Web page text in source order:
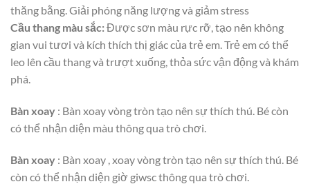
thăng bằng. Giải phóng năng lượng và giảm stress
Cầu thang màu sắc:Được sơn màu rực rỡ, tạo nên không
gian vui tươi và kích thích thị giác của trẻ em. Trẻ em có thể
leo lên cầu thang và trượt xuống, thỏa sức vận động và khám
phá.
Bàn xoay : Bàn xoay vòng tròn tạo nên sự thích thú. Bé còn
có thể nhận diện màu thông qua trò chơi.
Bàn xoay : Bàn xoay , xoay vòng tròn tạo nên sự thích thú. Bé
còn có thể nhận diện giờ giwsc thông qua trò chơi.